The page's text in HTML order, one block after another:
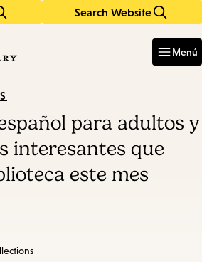
Search Website
Menú
para adultos y
interesantes que
este mes